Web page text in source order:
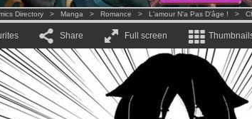
Directory > Manga > Romance > L'amour N'a Pas D'âge ! >
Share Full screen